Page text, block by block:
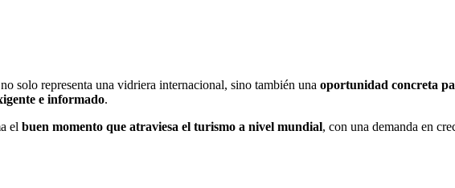
solo representa una vidriera internacional, sino también una oportunidad concreta
e informado.
el buen momento que atraviesa el turismo a nivel mundial, con una demanda en